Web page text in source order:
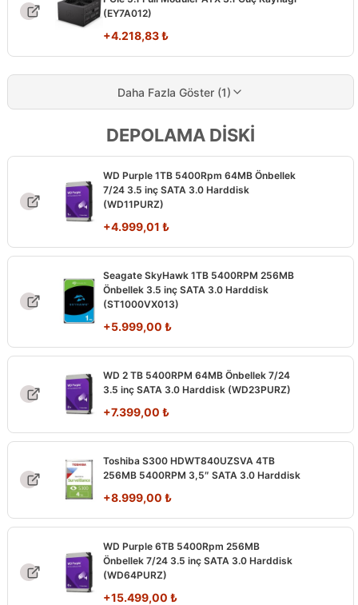
(EY7A012)
+4.218,83₺
Daha Fazla Göster (1)
DEPOLAMA DİSKİ
WD Purple 1TB 5400Rpm 64MB Önbellek
7/24 3.5 inç SATA 3.0 Harddisk
(WD11PURZ)
+4.999,01 ₺
Seagate SkyHawk 1TB 5400RPM 256MB
Önbellek 3.5 inç SATA 3.0 Harddisk
(ST1000VX013)
+5.999,00 ₺
WD 2 TB 5400RPM 64MB Önbellek 7/24
3.5 inç SATA 3.0 Harddisk (WD23PURZ)
+7.399,00 ₺
Toshiba S300 HDWT840UZSVA 4TB
256MB 5400RPM 3,5″ SATA 3.0 Harddisk
+8.999,00 ₺
WD Purple 6TB 5400Rpm 256MB
Önbellek 7/24 3.5 inç SATA 3.0 Harddisk
(WD64PURZ)
+15.499,00 ₺